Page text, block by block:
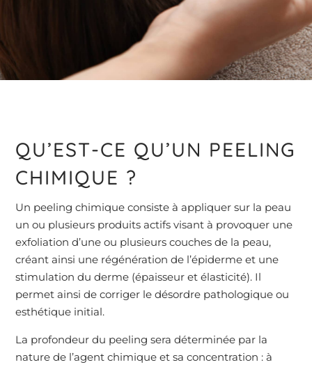
QU’EST-CE QU’UN PEELING
CHIMIQUE ?
Un peeling chimique consiste à appliquer sur la peau
un ou plusieurs produits actifs visant à provoquer une
exfoliation d’une ou plusieurs couches de la peau,
créant ainsi une régénération de l’épiderme et une
stimulation du derme (épaisseur et élasticité). Il
permet ainsi de corriger le désordre pathologique ou
esthétique initial.
La profondeur du peeling sera déterminée par la
nature de l’agent chimique et sa concentration : à